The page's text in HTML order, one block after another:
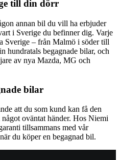
till din dörr
annan bil du vill ha erbjuder
i Sverige du befinner dig. Varje
Sverige – från Malmö i söder till
hundratals begagnade bilar, och
av nya Mazda, MG och
bilar
att du som kund kan få den
oväntat händer. Hos Niemi
tillsammans med vår
du köper en begagnad bil.